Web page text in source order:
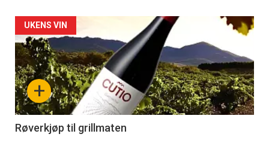
Forsiden
akkurat
nå
-
6
+
UKENS VIN
Røverkjøp til grillmaten